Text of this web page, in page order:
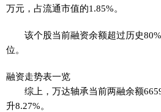
万元，占流通市值的1.85%。
该个股当前融资余额超过历史
位。
融资走势表一览
综上，万达轴承当前两融余额
升8.27%。